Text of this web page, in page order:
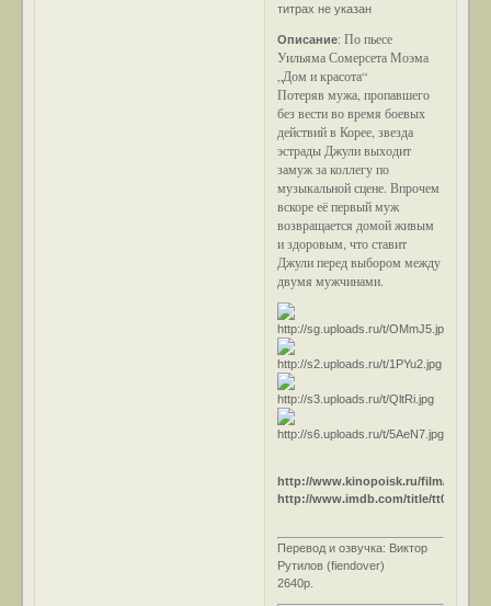
титрах не указан
Описание:По пьесе
Уильяма Сомерсета Моэма
„Дом и красота“
Потеряв мужа, пропавшего
без вести во время боевых
действий в Корее, звезда
эстрады Джули выходит
замуж за коллегу по
музыкальной сцене. Впрочем
вскоре её первый муж
возвращается домой живым
и здоровым, что ставит
Джули перед выбором между
двумя мужчинами.
http://www.kinopoisk.ru/film/11773/
http://www.imdb.com/title/tt0048719/
Перевод и озвучка: Виктор
Рутилов (fiendover)
2640р.